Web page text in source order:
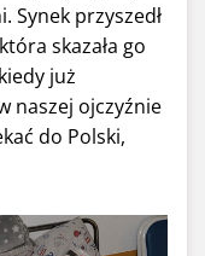
Synek przyszedł
skazała go
już
naszej ojczyźnie
do Polski,